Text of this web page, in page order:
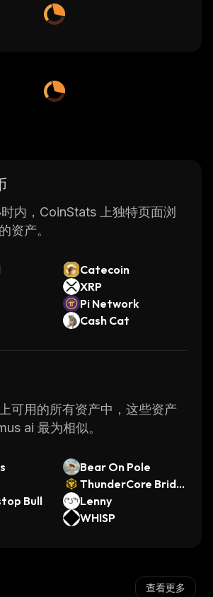
内，CoinStats 上独特页面浏
资产。
Catecoin
XRP
Pi Network
Cash Cat
可用的所有资产中，这些资产
ai 最为相似。
Bear On Pole
ThunderCore Bridg
ed TT-WBNB (Thun
derCore)
Bull
Lenny
WHISP
查看更多